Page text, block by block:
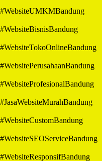
#WebsiteUMKMBandung
#WebsiteBisnisBandung
#WebsiteTokoOnlineBandung
#WebsitePerusahaanBandung
#WebsiteProfesionalBandung
#JasaWebsiteMurahBandung
#WebsiteCustomBandung
#WebsiteSEOServiceBandung
#WebsiteResponsifBandung